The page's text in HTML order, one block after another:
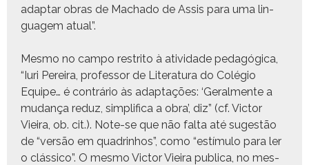
adap­tar obras de Macha­do de Assis para uma lin­
guagem atual”.
Mes­mo no cam­po restri­to à ativi­dade pedagóg­i­ca,
“Iuri Pereira, pro­fes­sor de Lit­er­atu­ra do Colé­gio
Equipe… é con­trário às adap­tações: ‘Geral­mente a
mudança reduz, sim­pli­fi­ca a obra’, diz” (cf. Vic­tor
Vieira, ob. cit.). Note-se que não fal­ta até sug­estão
de “ver­são em quadrin­hos”, como “estí­mu­lo para ler
o clás­si­co”. O mes­mo Vic­tor Vieira pub­li­ca, no mes­